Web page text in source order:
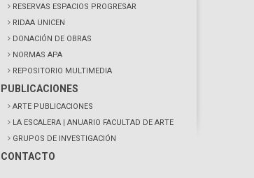
RESERVAS ESPACIOS PROGRESAR
RIDAA UNICEN
DONACIÓN DE OBRAS
NORMAS APA
REPOSITORIO MULTIMEDIA
PUBLICACIONES
ARTE PUBLICACIONES
LA ESCALERA | ANUARIO FACULTAD DE ARTE
GRUPOS DE INVESTIGACIÓN
CONTACTO